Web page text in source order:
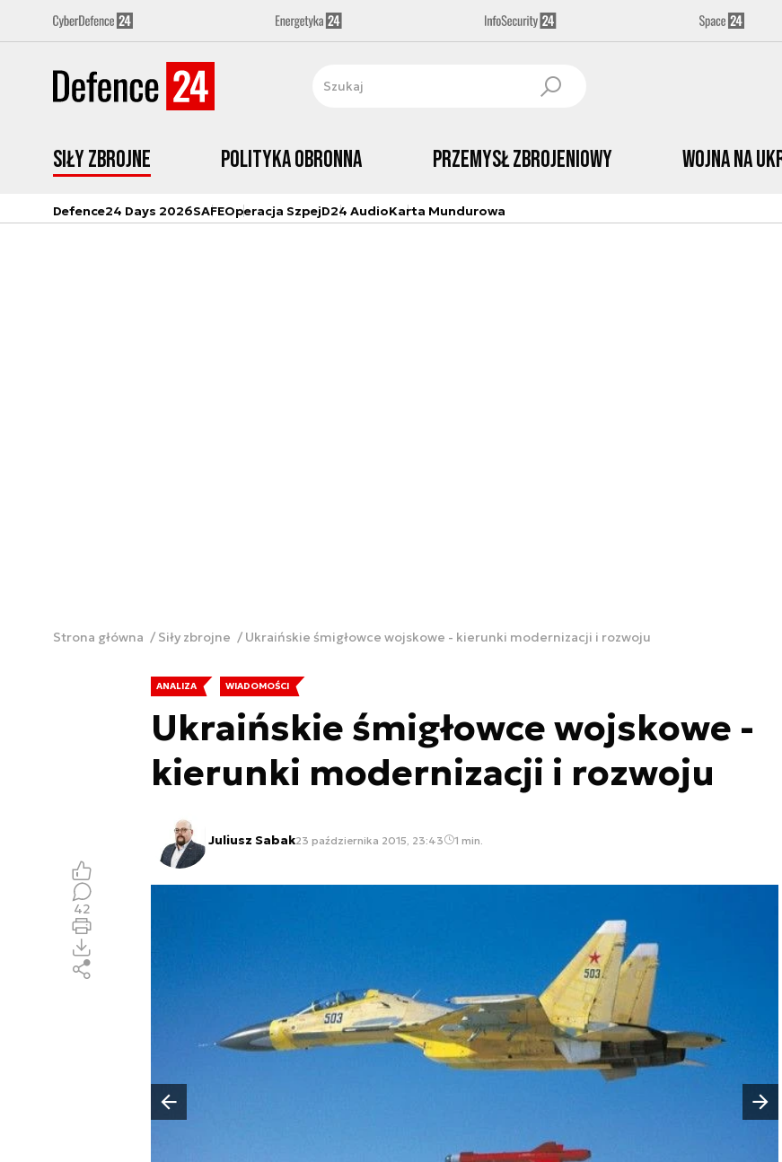
Siły zbrojne Polityka obronna Przemysł Zbrojeniowy Wojna na
Defence24 Days 2026SAFEOperacja SzpejD24 AudioKarta Mundurowa
Strona główna Siły zbrojne Ukraińskie śmigłowce wojskowe - kierunki modernizacji i rozwoju
ANALIZA WIADOMOŚCI
Ukraińskie śmigłowce wojskowe -
kierunki modernizacji i rozwoju
Juliusz Sabak23 października 2015, 23:43 1 min.
Poprzedni slajd
Następny slajd
42